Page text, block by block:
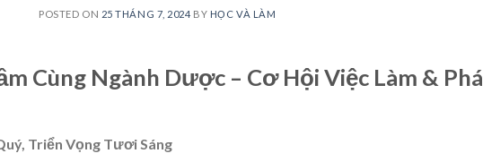
POSTED ON 25 THÁNG 7, 2024 BY HỌC VÀ LÀM
Cùng Ngành Dược – Cơ Hội Việc Làm &
Triển Vọng Tươi Sáng